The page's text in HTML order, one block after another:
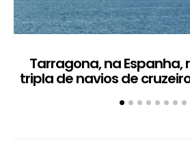
Tarragona, na Espanha,
tripla de navios de